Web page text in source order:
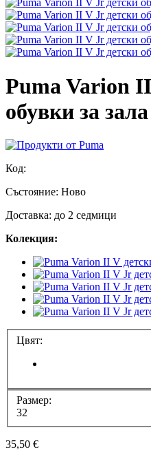
Puma Varion
обувки за
Код:
Състояние: Ново
Доставка: до 2 седмици
Колекция:
Цвят:
Размер:
32
35,50 €